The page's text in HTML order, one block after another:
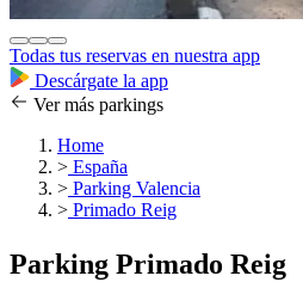
Todas tus reservas en nuestra app
Descárgate la app
Ver más parkings
Home
> España
> Parking Valencia
> Primado Reig
Parking Primado Reig